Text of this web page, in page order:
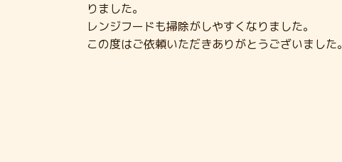
りました。
レンジフードも掃除がしやすくなりました。
この度はご依頼いただきありがとうございました。